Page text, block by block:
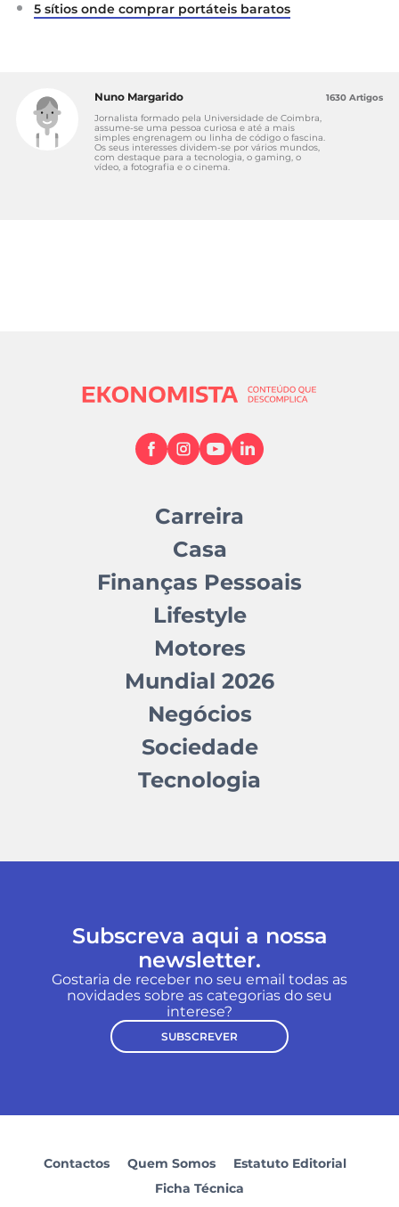
5 sítios onde comprar portáteis baratos
Nuno Margarido
Jornalista formado pela Universidade de Coimbra,
assume-se uma pessoa curiosa e até a mais
simples engrenagem ou linha de código o fascina.
Os seus interesses dividem-se por vários mundos,
com destaque para a tecnologia, o gaming, o
vídeo, a fotografia e o cinema.
1630 Artigos
Carreira
Casa
Finanças Pessoais
Lifestyle
Motores
Mundial 2026
Negócios
Sociedade
Tecnologia
Subscreva aqui a nossa
newsletter.
Gostaria de receber no seu email todas as
novidades sobre as categorias do seu
interese?
SUBSCREVER
Contactos Quem Somos
Estatuto Editorial
Ficha Técnica